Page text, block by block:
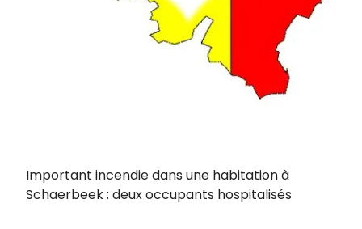
Important incendie dans une habitation à
Schaerbeek : deux occupants hospitalisés